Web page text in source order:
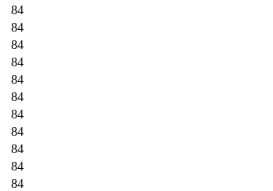
84
84
84
84
84
84
84
84
84
84
84